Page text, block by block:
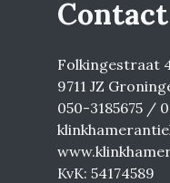
Contact
Folkingestraat
9711 JZ
050-3185675 /
KvK: 54174589